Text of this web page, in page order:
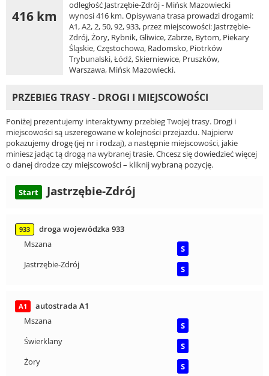
416 km
odległość Jastrzębie-Zdrój - Mińsk Mazowiecki
wynosi 416 km. Opisywana trasa prowadzi drogami:
A1, A2, 2, 50, 92, 933, przez miejscowości: Jastrzębie-
Zdrój, Żory, Rybnik, Gliwice, Zabrze, Bytom, Piekary
Śląskie, Częstochowa, Radomsko, Piotrków
Trybunalski, Łódź, Skierniewice, Pruszków,
Warszawa, Mińsk Mazowiecki.
PRZEBIEG TRASY - DROGI I MIEJSCOWOŚCI
Poniżej prezentujemy interaktywny przebieg Twojej trasy. Drogi i
miejscowości są uszeregowane w kolejności przejazdu. Najpierw
pokazujemy drogę (jej nr i rodzaj), a następnie miejscowości, jakie
miniesz jadąc tą drogą na wybranej trasie. Chcesz się dowiedzieć więcej
o danej drodze czy miejscowości – kliknij wybraną pozycję.
Start Jastrzębie-Zdrój
933
droga wojewódzka 933
Mszana
S
Jastrzębie-Zdrój
S
A1
autostrada A1
Mszana
S
Świerklany
S
Żory
S